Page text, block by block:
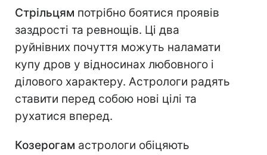
Стрільцям потрібно боятися проявів
заздрості та ревнощів. Ці два
руйнівних почуття можуть наламати
купу дров у відносинах любовного і
ділового характеру. Астрологи радять
ставити перед собою нові цілі та
рухатися вперед.
Козерогам астрологи обіцяють